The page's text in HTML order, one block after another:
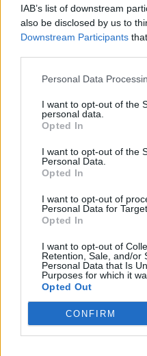
IAB’s list of downstream
also be disclosed by us to
Downstream Participants
Personal Data
I want to opt-out of the
personal data.
Opted In
I want to opt-out of the
Personal Data.
Opted In
I want to opt-out of
Personal Data for
Opted In
I want to opt-out of
Retention, Sale, and/or
Personal Data that Is
Purposes for which it
Opted Out
CONFIRM
Tags:
Altin Çoku ,
Abedini
Serbi qëndrimin për
Kosovën, deputeti
ukrainas: Gabim
diplomatik, Ukraina duhet